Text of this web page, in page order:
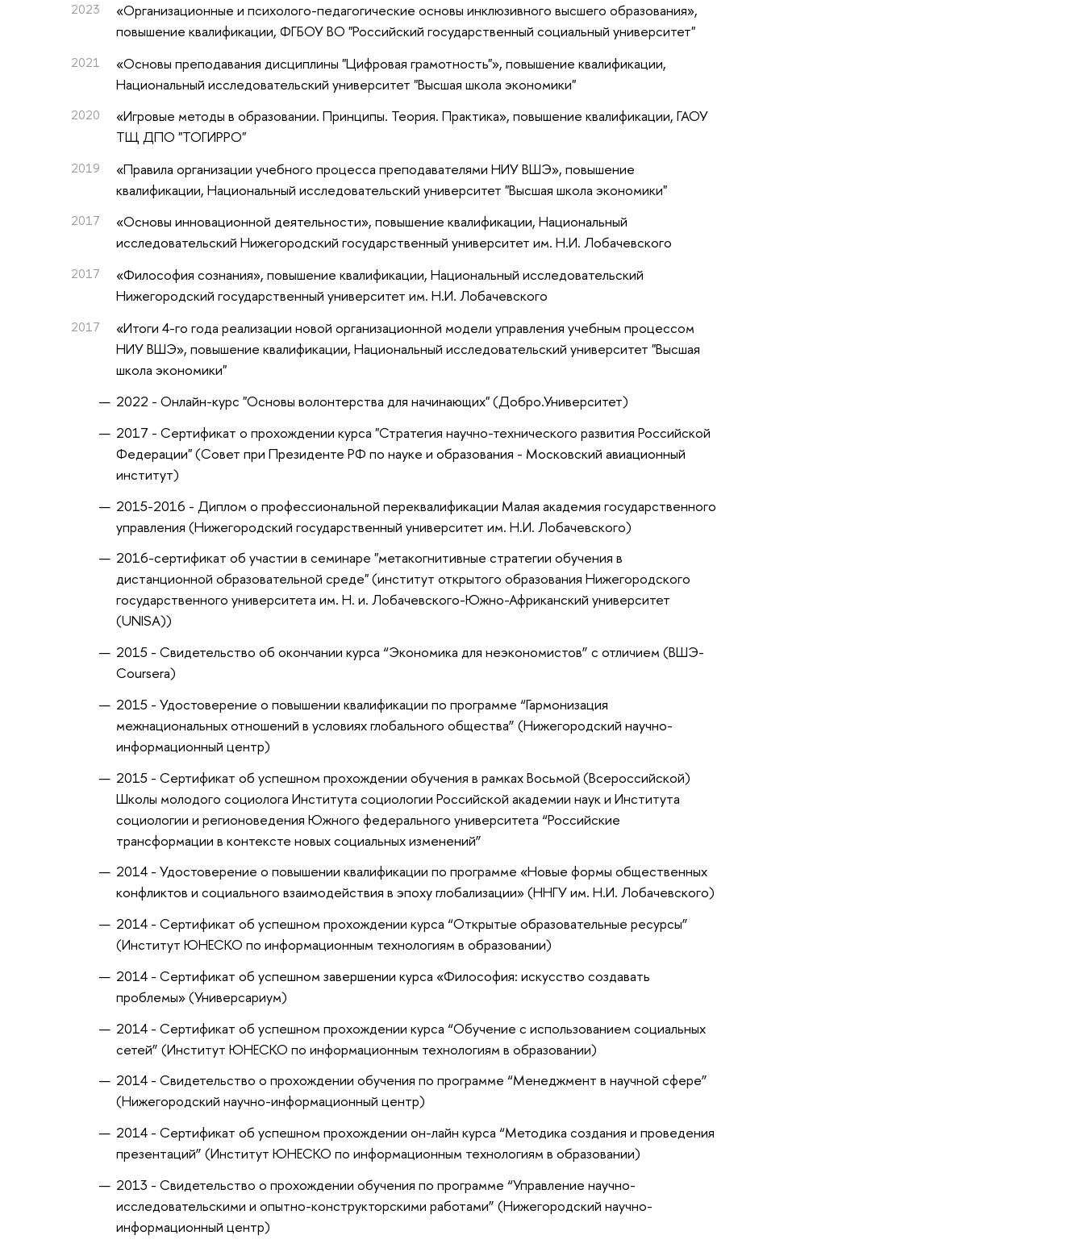
2023 «Организационные и психолого-педагогические основы инклюзивного высшего образования»,
повышение квалификации, ФГБОУ ВО "Российский государственный социальный университет"
2021 «Основы преподавания дисциплины "Цифровая грамотность"», повышение квалификации,
Национальный исследовательский университет "Высшая школа экономики"
2020 «Игровые методы в образовании. Принципы. Теория. Практика», повышение квалификации, ГАОУ
ТЩ ДПО "ТОГИРРО"
2019 «Правила организации учебного процесса преподавателями НИУ ВШЭ», повышение
квалификации, Национальный исследовательский университет "Высшая школа экономики"
2017 «Основы инновационной деятельности», повышение квалификации, Национальный
исследовательский Нижегородский государственный университет им. Н.И. Лобачевского
2017 «Философия сознания», повышение квалификации, Национальный исследовательский
Нижегородский государственный университет им. Н.И. Лобачевского
2017
«Итоги 4-го года реализации новой организационной модели управления учебным процессом
НИУ ВШЭ», повышение квалификации, Национальный исследовательский университет "Высшая
школа экономики"
2022 - Онлайн-курс "Основы волонтерства для начинающих" (Добро.Университет)
2017 - Сертификат о прохождении курса "Стратегия научно-технического развития Российской
Федерации" (Совет при Президенте РФ по науке и образования - Московский авиационный
институт)
2015-2016 - Диплом о профессиональной переквалификации Малая академия государственного
управления (Нижегородский государственный университет им. Н.И. Лобачевского)
2016-сертификат об участии в семинаре "метакогнитивные стратегии обучения в
дистанционной образовательной среде" (институт открытого образования Нижегородского
государственного университета им. Н. и. Лобачевского-Южно-Африканский университет
(UNISA))
2015 - Свидетельство об окончании курса “Экономика для неэкономистов” с отличием (ВШЭ-
Coursera)
2015 - Удостоверение о повышении квалификации по программе “Гармонизация
межнациональных отношений в условиях глобального общества” (Нижегородский научно-
информационный центр)
2015 - Сертификат об успешном прохождении обучения в рамках Восьмой (Всероссийской)
Школы молодого социолога Института социологии Российской академии наук и Института
социологии и регионоведения Южного федерального университета “Российские
трансформации в контексте новых социальных изменений”
2014 - Удостоверение о повышении квалификации по программе «Новые формы общественных
конфликтов и социального взаимодействия в эпоху глобализации» (ННГУ им. Н.И. Лобачевского)
2014 - Сертификат об успешном прохождении курса “Открытые образовательные ресурсы”
(Институт ЮНЕСКО по информационным технологиям в образовании)
2014 - Сертификат об успешном завершении курса «Философия: искусство создавать
проблемы» (Универсариум)
2014 - Сертификат об успешном прохождении курса “Обучение с использованием социальных
сетей” (Институт ЮНЕСКО по информационным технологиям в образовании)
2014 - Свидетельство о прохождении обучения по программе “Менеджмент в научной сфере”
(Нижегородский научно-информационный центр)
2014 - Сертификат об успешном прохождении он-лайн курса “Методика создания и проведения
презентаций” (Институт ЮНЕСКО по информационным технологиям в образовании)
2013 - Свидетельство о прохождении обучения по программе “Управление научно-
исследовательскими и опытно-конструкторскими работами” (Нижегородский научно-
информационный центр)